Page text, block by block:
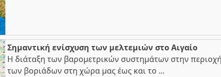
Σημαντική ενίσχυση των μελτεμιών στο Αιγαίο
Η διάταξη των βαρομετρικών συστημάτων στην
των βοριάδων στη χώρα μας έως και το ...